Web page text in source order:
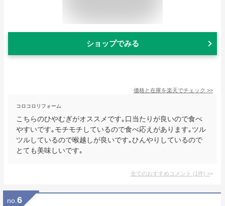
ショップでみる
価格と在庫を楽天でチェック >>
コロコロリフォーム
こちらのひやむぎがオススメです｡口当たりが良いので食べ
やすいです｡モチモチしているので食べ応えがあります｡ツル
ツルしているので喉越しが良いです｡ひんやりしているので
とても美味しいです｡
全てのおすすめコメント (1件) >
no. 6